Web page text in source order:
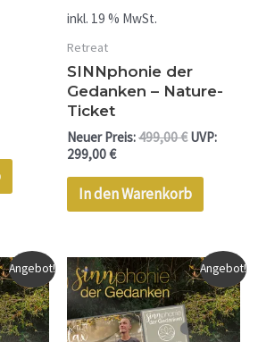
inkl. 19 % MwSt.
Retreat
SINNphonie der
Gedanken – Nature-
Ticket
Neuer Preis:499,00€ UVP:
299,00€
In den Warenkorb
Angebot!
Ursprünglicher
Preis
war:
2.799,00 €
Angebot!
Preis
war:
699,00 €
Aktueller
Preis
ist:
499,00 €.